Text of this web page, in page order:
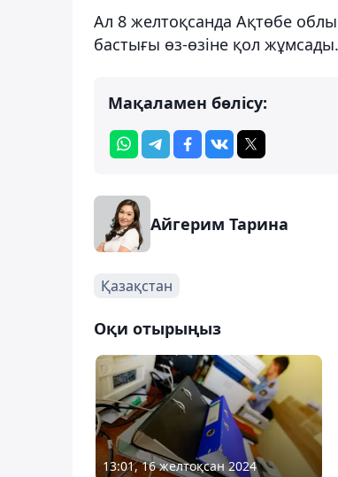
Ал 8 желтоқсанда Ақтөбе
бастығы өз-өзіне қол жұмсады.
Мақаламен бөлісу:
Айгерим Тарина
Қазақстан
Оқи отырыңыз
13:01, 16 желтоқсан 2024